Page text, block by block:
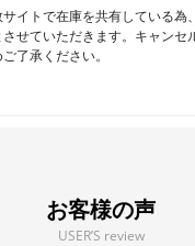
イトで在庫を共有している為
せていただきます。キャンセ
了承ください。
お客様の声
USER’S review